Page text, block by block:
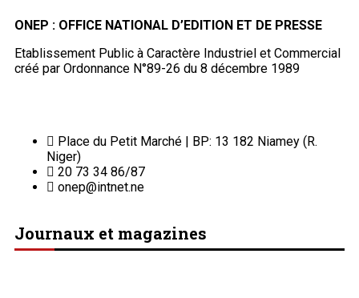
ONEP : OFFICE NATIONAL D’EDITION ET DE PRESSE
Etablissement Public à Caractère Industriel et Commercial
créé par Ordonnance N°89-26 du 8 décembre 1989
Place du Petit Marché | BP: 13 182 Niamey (R.
Niger)
20 73 34 86/87
onep@intnet.ne
Journaux et magazines